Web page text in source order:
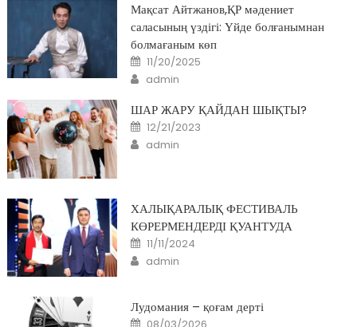
Мақсат Айтжанов,ҚР мәдениет
саласының үздігі: Үйде болғанымнан
болмағаным көп
Posted
on
11/20/2025
Author
admin
ШАР ЖАРУ ҚАЙДАН ШЫҚТЫ?
Posted
on
12/21/2023
Author
admin
ХАЛЫҚАРАЛЫҚ ФЕСТИВАЛЬ
КӨРЕРМЕНДЕРДІ ҚУАНТУДА
Posted
on
11/11/2024
Author
admin
Лудомания – қоғам дерті
Posted